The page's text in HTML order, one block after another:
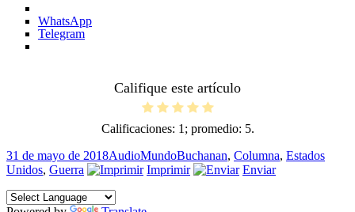
WhatsApp
Telegram
Califique este artículo
Calificaciones: 1 ; promedio: 5.
Publicado
el
31 de mayo de 2018Formato
AudioCategorías
MundoEtiquetas
Buchanan, Columna, Estados
Unidos, Guerra Imprimir Enviar